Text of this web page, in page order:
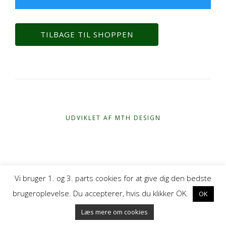
TILBAGE TIL SHOPPEN
UDVIKLET AF MTH DESIGN
Vi bruger 1. og 3. parts cookies for at give dig den bedste
brugeroplevelse. Du accepterer, hvis du klikker OK.
OK
Læs mere om cookies